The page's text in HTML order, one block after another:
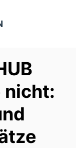
nicht: